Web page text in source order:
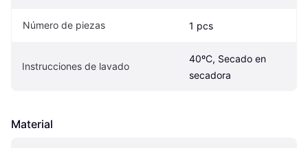
Número de piezas 1 pcs
Instrucciones de lavado
40ºC, Secado en
secadora
Material